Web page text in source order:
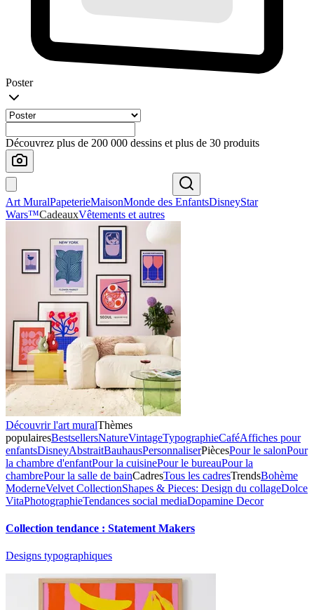
Poster
Découvrez plus de 200 000 dessins et plus de 30 produits
Art MuralPapeterieMaisonMonde des EnfantsDisneyStar
Wars™CadeauxVêtements et autres
Découvrir l'art muralThèmes
populairesBestsellersNatureVintageTypographieCaféAffiches pour
enfantsDisneyAbstraitBauhausPersonnaliserPiècesPour le salonPour
la chambre d'enfantPour la cuisinePour le bureauPour la
chambrePour la salle de bainCadresTous les cadresTrendsBohème
ModerneVelvet CollectionShapes & Pieces: Design du collageDolce
VitaPhotographieTendances social mediaDopamine Decor
Collection tendance : Statement Makers
Designs typographiques